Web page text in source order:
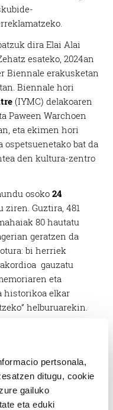
pertsonala,
ditugu, cookie
gailuko
eta eduki
dira Elai Alai
esateko, 2024an
Biennale erakusketan
Biennale hori
(IYMC) delakoaren
Paween Warchoen
eta ekimen hori
bat da
den kultura-zentro
osoko 24
ziren. Guztira, 481
80 hautatu
geratzen da
bi herriek
gauzatu
eta
historikoa elkar
helburuarekin.